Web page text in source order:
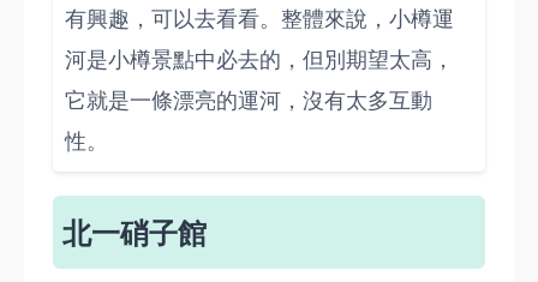
有興趣，可以去看看。整體來說，小樽運
河是小樽景點中必去的，但別期望太高，
它就是一條漂亮的運河，沒有太多互動
性。
北一硝子館